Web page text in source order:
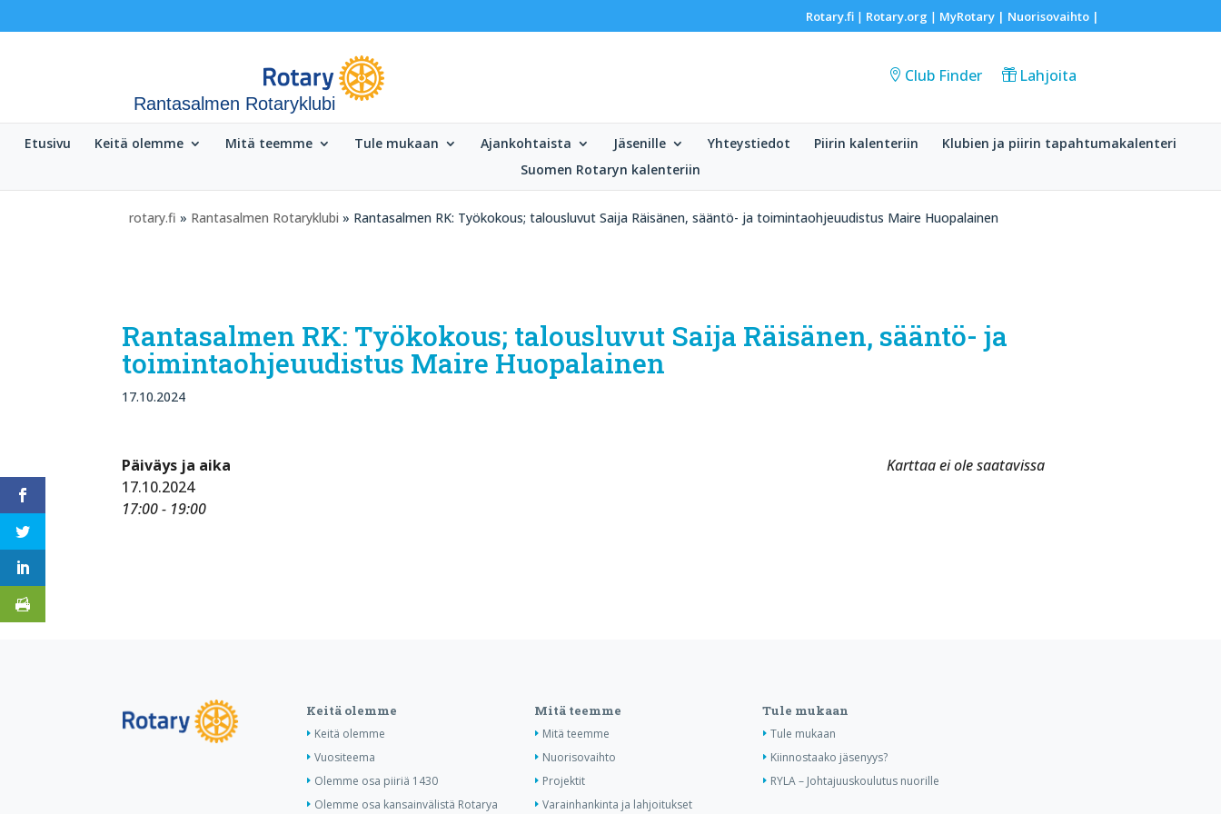
Rotary.fi| Rotary.org | MyRotary | Nuorisovaihto|
Rantasalmen Rotaryklubi
Club Finder Lahjoita
Etusivu Keitä olemme Mitä teemme Tule mukaan Ajankohtaista Jäsenille Yhteystiedot Piirin kalenteriin
Klubien ja piirin tapahtumakalenteri
Suomen Rotaryn kalenteriin
rotary.fi » Rantasalmen Rotaryklubi » Rantasalmen RK: Työkokous; talousluvut Saija Räisänen, sääntö- ja toimintaohjeuudistus Maire Huopalainen
Rantasalmen RK: Työkokous; talousluvut Saija Räisänen, sääntö- ja
toimintaohjeuudistus Maire Huopalainen
17.10.2024
Karttaa ei ole saatavissa
Päiväys ja aika
17.10.2024
17:00 - 19:00
Keitä olemme
Keitä olemme
Vuositeema
Olemme osa piiriä 1430
Olemme osa kansainvälistä Rotarya
Mitä teemme
Mitä teemme
Nuorisovaihto
Projektit
Varainhankinta ja lahjoitukset
Tule mukaan
Tule mukaan
Kiinnostaako jäsenyys?
RYLA – Johtajuuskoulutus nuorille